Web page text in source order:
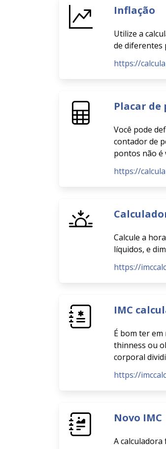
Inflação
Utilize a
de diferentes
https://
Placar de
Você pode
contador de
pontos não é
https://
Calcule a
líquidos, e
https://
IMC
É bom ter
thinness ou
corporal
https://
Novo IMC
A